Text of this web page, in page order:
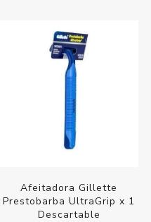
Afeitadora Gillette
Prestobarba UltraGrip x 1
Descartable